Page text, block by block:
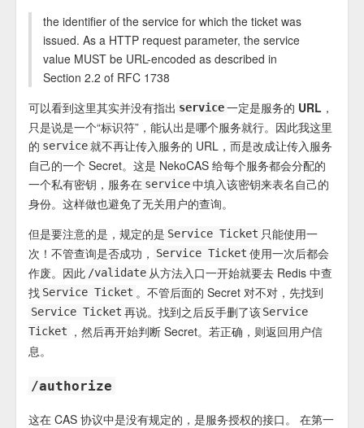
the identifier of the service for which the ticket was
issued. As a HTTP request parameter, the service
value MUST be URL-encoded as described in
Section 2.2 of RFC 1738
可以看到这里其实并没有指出 service 一定是服务的 URL ，
只是说是一个“标识符”，能认出是哪个服务就行。因此我这里
的 service 就不再让传入服务的 URL，而是改成让传入服务
自己的一个 Secret。这是 NekoCAS 给每个服务都会分配的
一个私有密钥，服务在 service 中填入该密钥来表名自己的
身份。这样做也避免了无关用户的查询。
但是要注意的是，规定的是 Service Ticket 只能使用一
次！不管查询是否成功，
Service Ticket 使用一次后都会
作废。因此 /validate 从方法入口一开始就要去 Redis 中查
找 Service Ticket 。不管后面的 Secret 对不对，先找到
Service Ticket 再说。找到之后反手删了该 Service
Ticket
，然后再开始判断 Secret。若正确，则返回用户信
息。
/authorize
这在 CAS 协议中是没有规定的，是服务授权的接口。 在第一